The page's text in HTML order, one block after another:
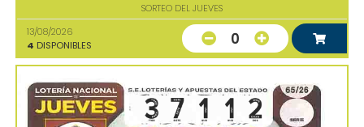
SORTEO DEL JUEVES
13/08/2026
4 DISPONIBLES 0